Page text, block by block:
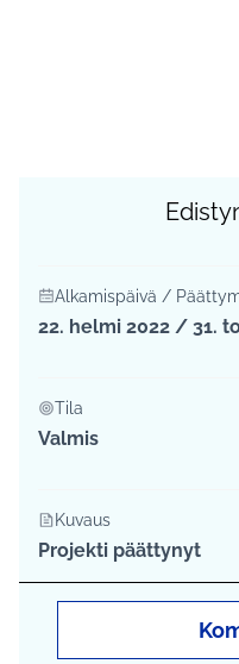
Alkamispäivä /
22. helmi 2022 / 31.
Tila
Valmis
Kuvaus
Projekti päättynyt